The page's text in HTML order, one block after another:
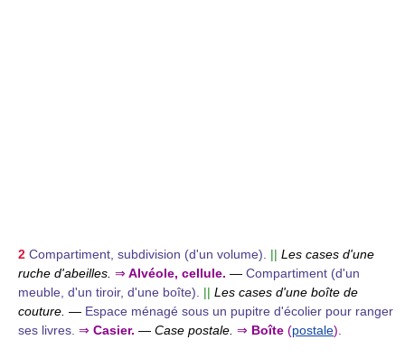
2 Compartiment, subdivision (d'un volume). || Les cases d'une
ruche d'abeilles. ⇒ Alvéole, cellule. — Compartiment (d'un
meuble, d'un tiroir, d'une boîte). || Les cases d'une boîte de
couture. — Espace ménagé sous un pupitre d'écolier pour ranger
ses livres. ⇒ Casier. — Case postale. ⇒ Boîte (postale).